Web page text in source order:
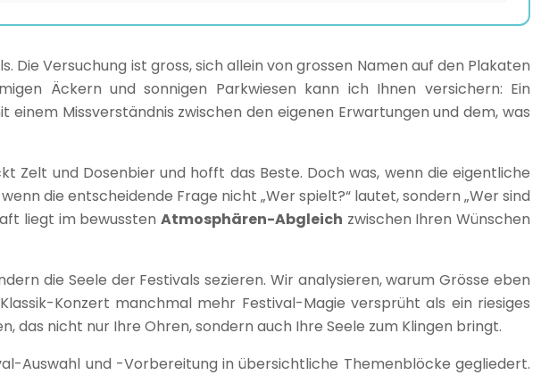
Versuchung ist gross, sich allein von grossen Namen auf den Plakaten
Äckern und sonnigen Parkwiesen kann ich Ihnen versichern: Ein
Missverständnis zwischen den eigenen Erwartungen und dem, was
Zelt und Dosenbier und hofft das Beste. Doch was, wenn die eigentliche
die entscheidende Frage nicht „Wer spielt?“ lautet, sondern „Wer sind
liegt im bewussten Atmosphären-Abgleich zwischen Ihren Wünschen
die Seele der Festivals sezieren. Wir analysieren, warum Grösse eben
Konzert manchmal mehr Festival-Magie versprüht als ein riesiges
das nicht nur Ihre Ohren, sondern auch Ihre Seele zum Klingen bringt.
Auswahl und -Vorbereitung in übersichtliche Themenblöcke gegliedert.